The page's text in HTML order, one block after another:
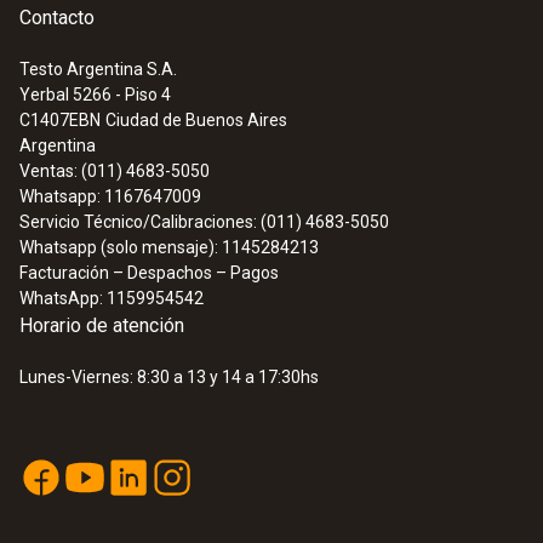
:0563 0885 X3
(320 x 240 píxeles, enfoque manual /
auto, láser, 3 objetivos seleccionables)
Contacto
Testo Argentina S.A.
Yerbal 5266 - Piso 4
C1407EBN Ciudad de Buenos Aires
Argentina
Ventas: (011) 4683-5050
Whatsapp: 1167647009
Servicio Técnico/Calibraciones: (011) 4683-5050
Whatsapp (solo mensaje): 1145284213
Facturación – Despachos – Pagos
WhatsApp: 1159954542
Horario de atención
Lunes-Viernes: 8:30 a 13 y 14 a 17:30hs